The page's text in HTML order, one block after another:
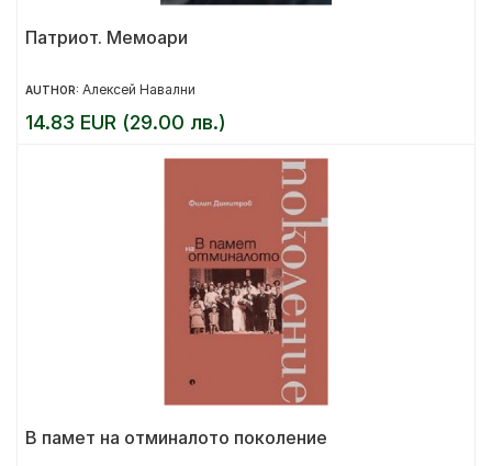
Патриот. Мемоари
AUTHOR: Алексей Навални
14.83 EUR (29.00 лв.)
В памет на отминалото поколение